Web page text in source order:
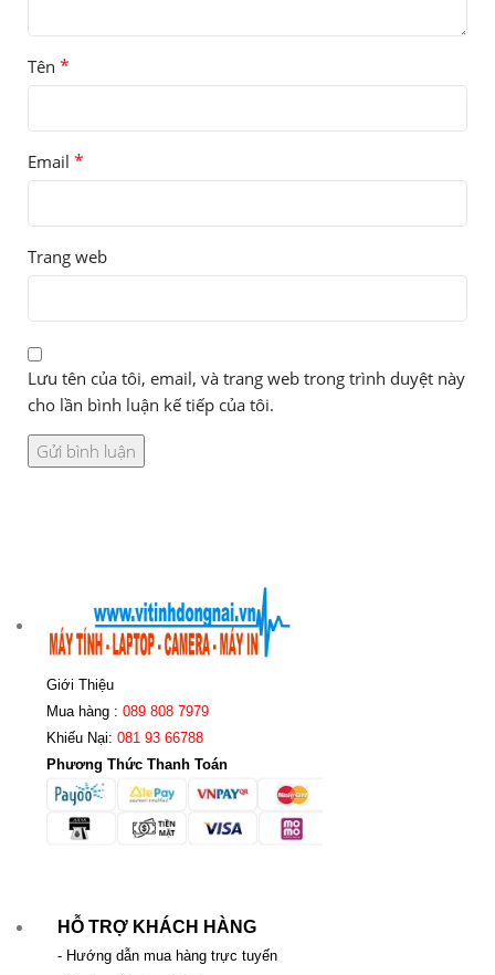
Tên *
Email *
Trang web
Lưu tên của tôi, email, và trang web trong trình duyệt này
cho lần bình luận kế tiếp của tôi.
Giới Thiệu
Mua hàng : 089 808 7979
Khiếu Nại: 081 93 66788
Phương Thức Thanh Toán
HỖ TRỢ KHÁCH HÀNG
- Hướng dẫn mua hàng trực tuyến